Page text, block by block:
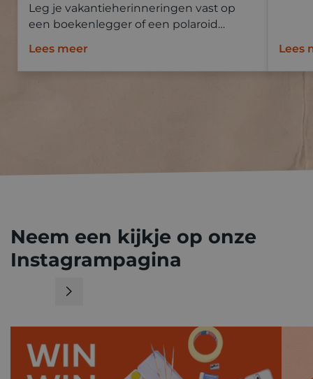
Leg je vakantieherinneringen vast op
een boekenlegger of een polaroid
Neem mee op vakantie en schilder ter
plaatse of baseer je op een foto.
Lees meer Lees
Neem een kijkje op onze
Instagrampagina